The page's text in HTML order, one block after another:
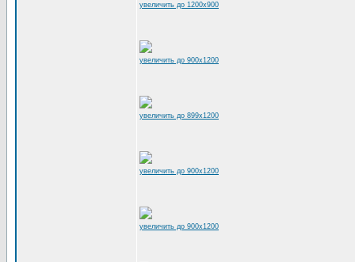
увеличить до 1200x900
увеличить до 900x1200
увеличить до 899x1200
увеличить до 900x1200
увеличить до 900x1200